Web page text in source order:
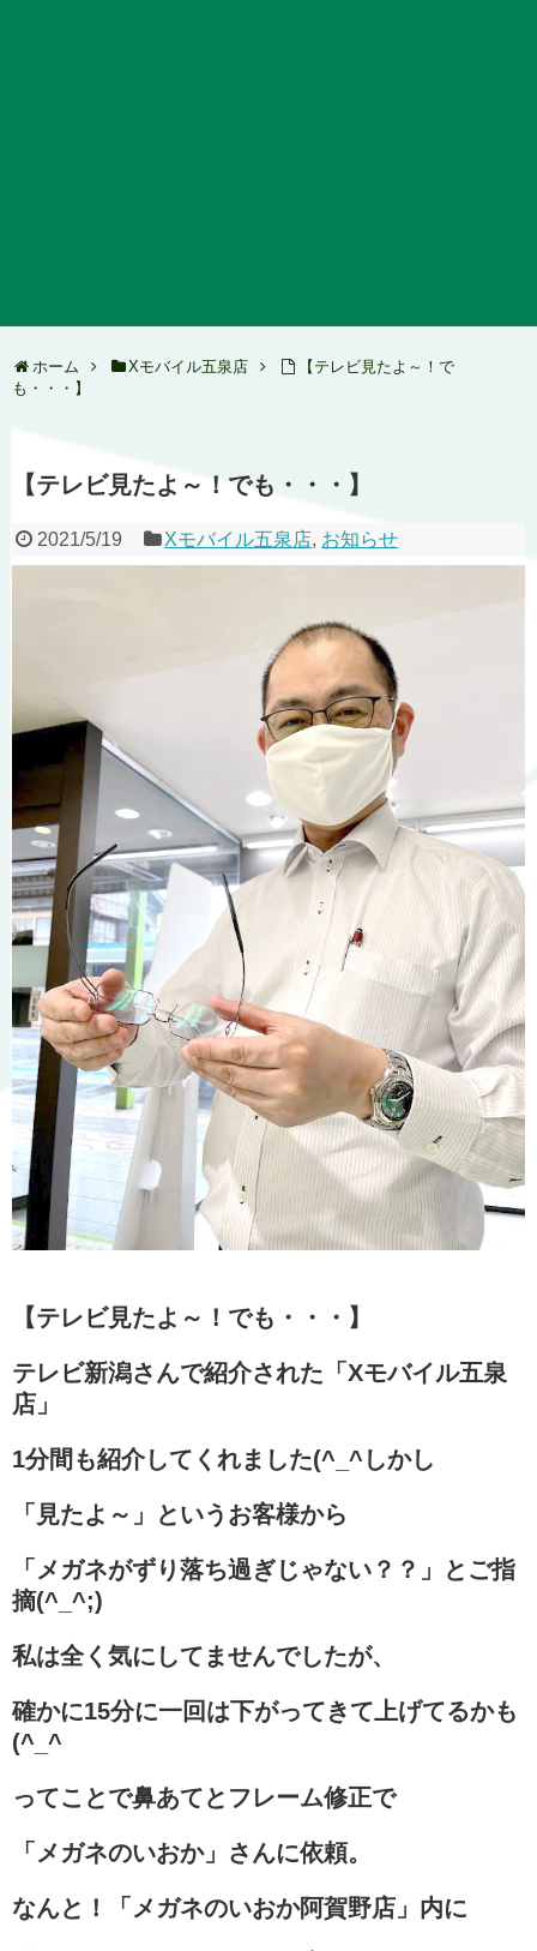
ホーム Xモバイル五泉店
【テレビ見たよ～！で
も・・・】
【テレビ見たよ～！でも・・・】
2021/5/19 Xモバイル五泉店, お知らせ
【テレビ見たよ～！でも・・・】
テレビ新潟さんで紹介された「Xモバイル五泉
店」
1分間も紹介してくれました(^_^しかし
「見たよ～」というお客様から
「メガネがずり落ち過ぎじゃない？？」とご指
摘(^_^;)
私は全く気にしてませんでしたが、
確かに15分に一回は下がってきて上げてるかも
(^_^
ってことで鼻あてとフレーム修正で
「メガネのいおか」さんに依頼。
なんと！「メガネのいおか阿賀野店」内に